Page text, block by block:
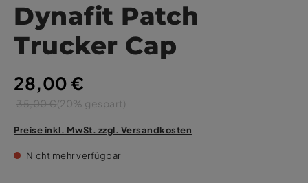
Dynafit Patch
Trucker Cap
28,00 €
35,00 €(20% gespart)
Preise inkl. MwSt. zzgl. Versandkosten
Nicht mehr verfügbar